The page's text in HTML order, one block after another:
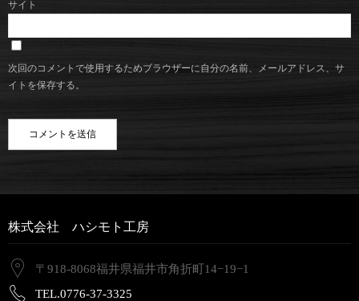
サイト
次回のコメントで使用するためブラウザーに自分の名前、メールアドレス、サ
イトを保存する。
株式会社 ハシモト工房
〒918-8068福井県福井市角折町14−19−1
TEL.0776-37-3325